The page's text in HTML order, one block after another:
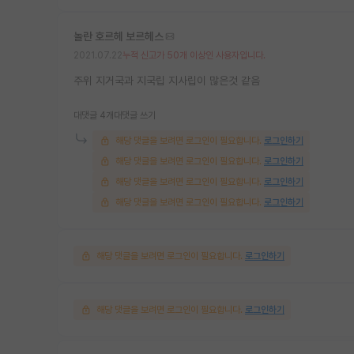
놀란 호르헤 보르헤스
누적 신고가 50개 이상인 사용자입니다.
주위 지거국과 지국립 지사립이 많은것 같음
대댓글 4개 대댓글 쓰기
해당 댓글을 보려면 로그인이 필요합니다. 로그인하기
해당 댓글을 보려면 로그인이 필요합니다. 로그인하기
해당 댓글을 보려면 로그인이 필요합니다. 로그인하기
해당 댓글을 보려면 로그인이 필요합니다. 로그인하기
해당 댓글을 보려면 로그인이 필요합니다. 로그인하기
해당 댓글을 보려면 로그인이 필요합니다. 로그인하기